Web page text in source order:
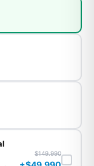
$149.990